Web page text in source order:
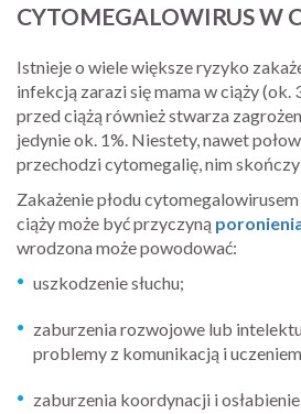
CYTOMEGALOWIRUS W
Istnieje o wiele większe ryzyko
infekcją zarazi się mama w ciąży (ok.
przed ciążą również stwarza
jedynie ok. 1%. Niestety, nawet
przechodzi cytomegalię, nim skończy
Zakażenie płodu
ciąży może być przyczyną
wrodzona może powodować:
uszkodzenie słuchu;
zaburzenia rozwojowe lub
problemy z komunikacją i
zaburzenia koordynacji i